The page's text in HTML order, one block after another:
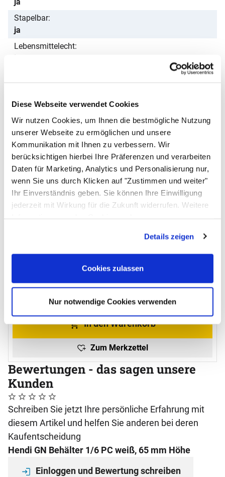
Diese Webseite verwendet Cookies
Wir nutzen Cookies, um Ihnen die bestmögliche Nutzung
unserer Webseite zu ermöglichen und unsere
Kommunikation mit Ihnen zu verbessern. Wir
berücksichtigen hierbei Ihre Präferenzen und verarbeiten
Daten für Marketing, Analytics und Personalisierung nur,
wenn Sie uns durch Klicken auf "Zustimmen und weiter"
Ihr Einverständnis geben. Sie können Ihre Einwilligung
jederzeit mit Wirkung für die Zukunft widerrufen. Weitere
Details zeigen
Cookies zulassen
Nur notwendige Cookies verwenden
Stapelbar
ja
Lebensmittelecht
ja
Passendes Zubehör von ALLPAX
Zubehör überspringen
GN Behälter 1/6 PC Höhe 65 mm
3,69€
sofort verfügbar
In den Warenkorb
Zum Merkzettel
Bewertungen - das sagen unsere
Kunden
Noch keine Bewertungen abgegeben
0 Bewertungen
Schreiben Sie jetzt Ihre persönliche Erfahrung mit
diesem Artikel und helfen Sie anderen bei deren
Kaufentscheidung
Hendi GN Behälter 1/6 PC weiß, 65 mm Höhe
Einloggen und Bewertung schreiben